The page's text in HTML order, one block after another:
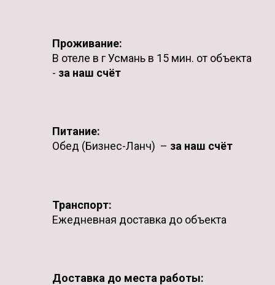
Проживание:
В отеле в г Усмань в 15 мин. от объекта
- за наш счёт
Питание:
Обед (Бизнес-Ланч) – за наш счёт
Транспорт:
Ежедневная доставка до объекта
Доставка до места работы: